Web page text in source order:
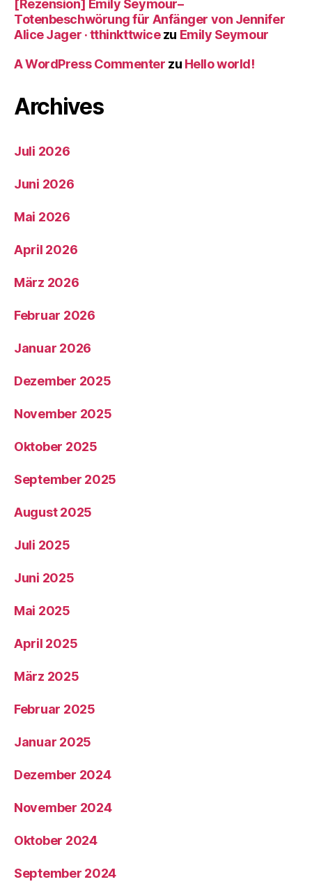
[Rezension] Emily Seymour–
Totenbeschwörung für Anfänger von Jennifer
Alice Jager · tthinkttwicezu Emily Seymour
A WordPress Commenter zu Hello world!
Archives
Juli 2026
Juni 2026
Mai 2026
April 2026
März 2026
Februar 2026
Januar 2026
Dezember 2025
November 2025
Oktober 2025
September 2025
August 2025
Juli 2025
Juni 2025
Mai 2025
April 2025
März 2025
Februar 2025
Januar 2025
Dezember 2024
November 2024
Oktober 2024
September 2024